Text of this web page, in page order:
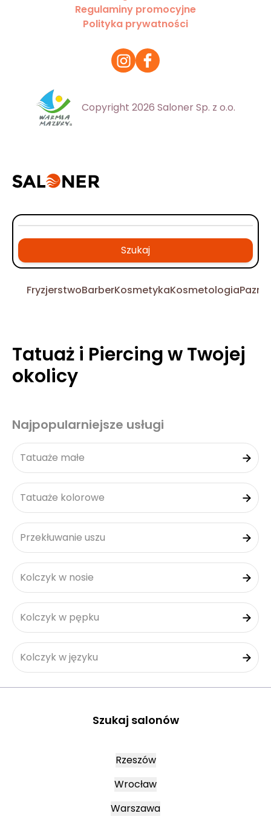
Regulaminy promocyjne
Polityka prywatności
Copyright 2026 Saloner Sp. z o.o.
Szukaj
FryzjerstwoBarberKosmetykaKosmetologia
Tatuaż i Piercing w Twojej
okolicy
Najpopularniejsze usługi
Tatuaże małe
Tatuaże kolorowe
Przekłuwanie uszu
Kolczyk w nosie
Kolczyk w pępku
Kolczyk w języku
Szukaj salonów
Rzeszów
Wrocław
Warszawa